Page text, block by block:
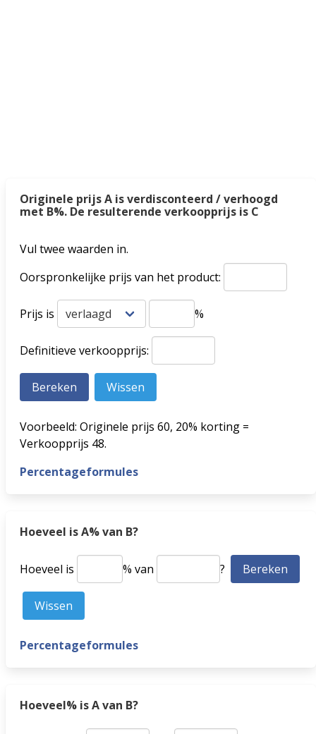
Originele prijs A is verdisconteerd / verhoogd
met B%. De resulterende verkoopprijs is C
Vul twee waarden in.
Oorspronkelijke prijs van het product:
Prijs is %
Definitieve verkoopprijs:
Voorbeeld: Originele prijs 60, 20% korting =
Verkoopprijs 48.
Percentageformules
Hoeveel is A% van B?
Hoeveel is % van ?
Percentageformules
Hoeveel% is A van B?